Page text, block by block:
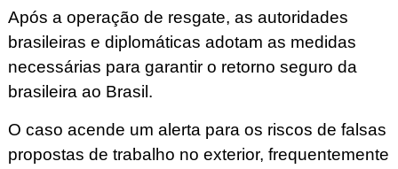
Após a operação de resgate, as autoridades
brasileiras e diplomáticas adotam as medidas
necessárias para garantir o retorno seguro da
brasileira ao Brasil.
O caso acende um alerta para os riscos de falsas
propostas de trabalho no exterior, frequentemente